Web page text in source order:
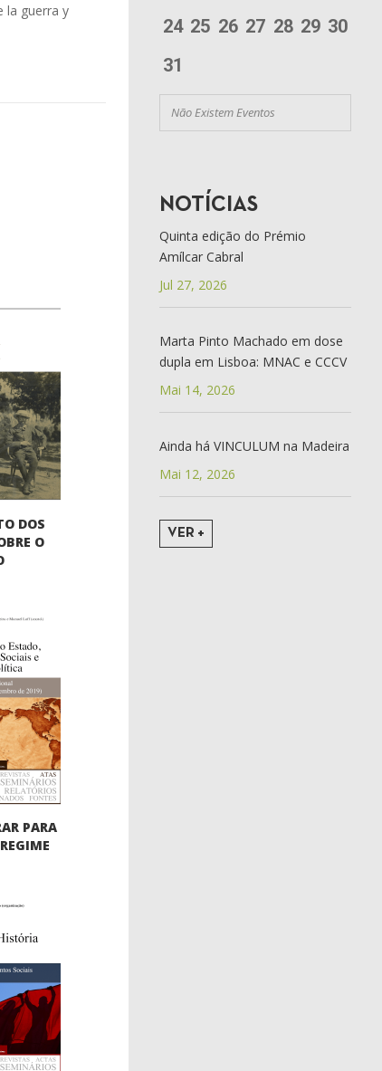
la guerra y
DOS
O
PARA
24 25 26 27 28 29 30
31
Não Existem Eventos
NOTÍCIAS
Quinta edição do Prémio
Amílcar Cabral
Jul 27, 2026
Marta Pinto Machado em dose
dupla em Lisboa: MNAC e CCCV
Mai 14, 2026
Ainda há VINCULUM na Madeira
Mai 12, 2026
VER +